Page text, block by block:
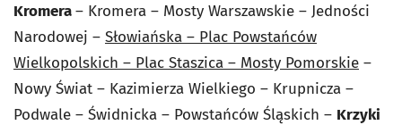
Kromera– Kromera – Mosty Warszawskie – Jedności
Narodowej – Słowiańska – Plac Powstańców
Wielkopolskich – Plac Staszica – Mosty Pomorskie –
Nowy Świat – Kazimierza Wielkiego – Krupnicza –
Podwale – Świdnicka – Powstańców Śląskich – Krzyki